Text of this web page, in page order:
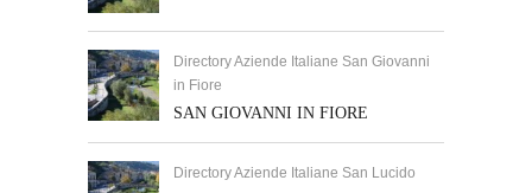
Directory Aziende Italiane San Giovanni
in Fiore
SAN GIOVANNI IN FIORE
Directory Aziende Italiane San Lucido